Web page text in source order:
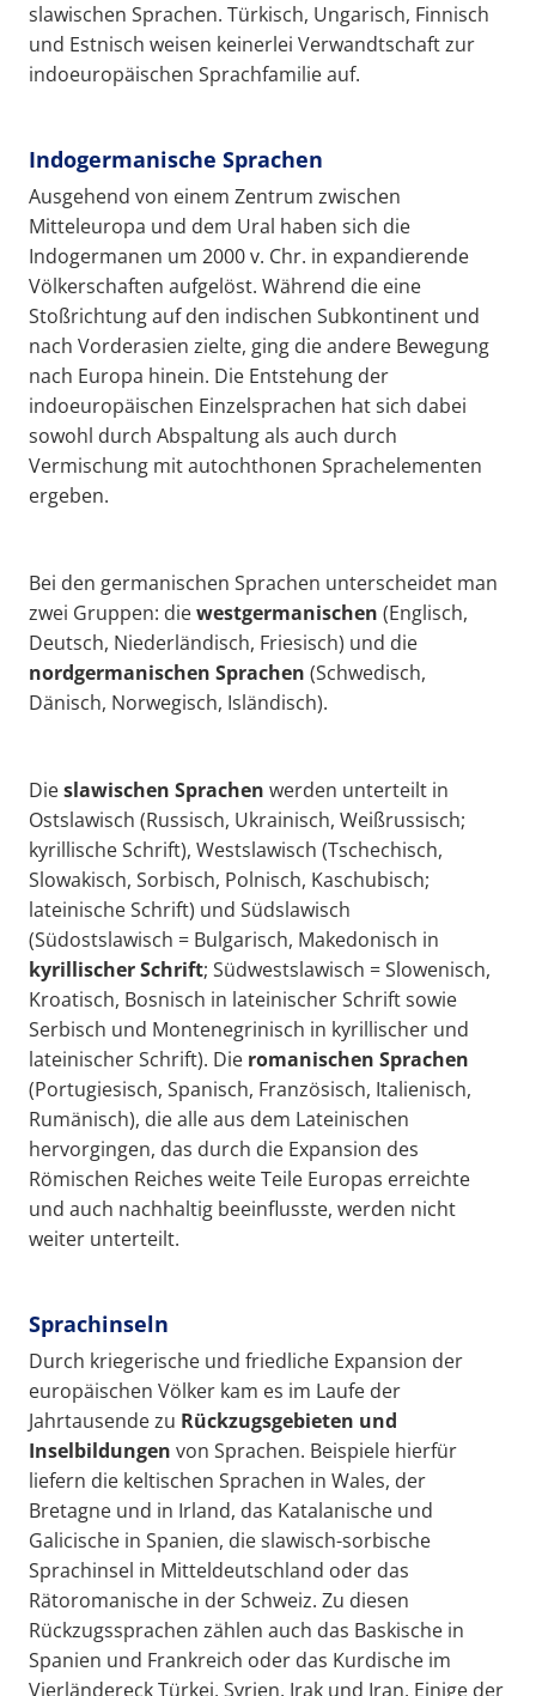
slawischen Sprachen. Türkisch, Ungarisch, Finnisch
und Estnisch weisen keinerlei Verwandtschaft zur
indoeuropäischen Sprachfamilie auf.
Indogermanische Sprachen
Ausgehend von einem Zentrum zwischen
Mitteleuropa und dem Ural haben sich die
Indogermanen um 2000 v. Chr. in expandierende
Völkerschaften aufgelöst. Während die eine
Stoßrichtung auf den indischen Subkontinent und
nach Vorderasien zielte, ging die andere Bewegung
nach Europa hinein. Die Entstehung der
indoeuropäischen Einzelsprachen hat sich dabei
sowohl durch Abspaltung als auch durch
Vermischung mit autochthonen Sprachelementen
ergeben.
Bei den germanischen Sprachen unterscheidet man
zwei Gruppen: diewestgermanischen (Englisch,
Deutsch, Niederländisch, Friesisch) und die
nordgermanischen Sprachen (Schwedisch,
Dänisch, Norwegisch, Isländisch).
Dieslawischen Sprachen werden unterteilt in
Ostslawisch (Russisch, Ukrainisch, Weißrussisch;
kyrillische Schrift), Westslawisch (Tschechisch,
Slowakisch, Sorbisch, Polnisch, Kaschubisch;
lateinische Schrift) und Südslawisch
(Südostslawisch = Bulgarisch, Makedonisch in
kyrillischer Schrift; Südwestslawisch = Slowenisch,
Kroatisch, Bosnisch in lateinischer Schrift sowie
Serbisch und Montenegrinisch in kyrillischer und
lateinischer Schrift). Die romanischen Sprachen
(Portugiesisch, Spanisch, Französisch, Italienisch,
Rumänisch), die alle aus dem Lateinischen
hervorgingen, das durch die Expansion des
Römischen Reiches weite Teile Europas erreichte
und auch nachhaltig beeinflusste, werden nicht
weiter unterteilt.
Sprachinseln
Durch kriegerische und friedliche Expansion der
europäischen Völker kam es im Laufe der
Jahrtausende zu Rückzugsgebieten und
Inselbildungen von Sprachen. Beispiele hierfür
liefern die keltischen Sprachen in Wales, der
Bretagne und in Irland, das Katalanische und
Galicische in Spanien, die slawisch-sorbische
Sprachinsel in Mitteldeutschland oder das
Rätoromanische in der Schweiz. Zu diesen
Rückzugssprachen zählen auch das Baskische in
Spanien und Frankreich oder das Kurdische im
Vierländereck Türkei, Syrien, Irak und Iran. Einige der